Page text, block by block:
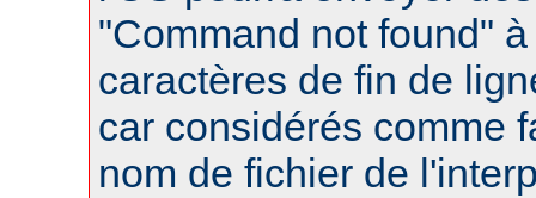
"Command not found"
caractères de fin de
car considérés comme
nom de fichier de